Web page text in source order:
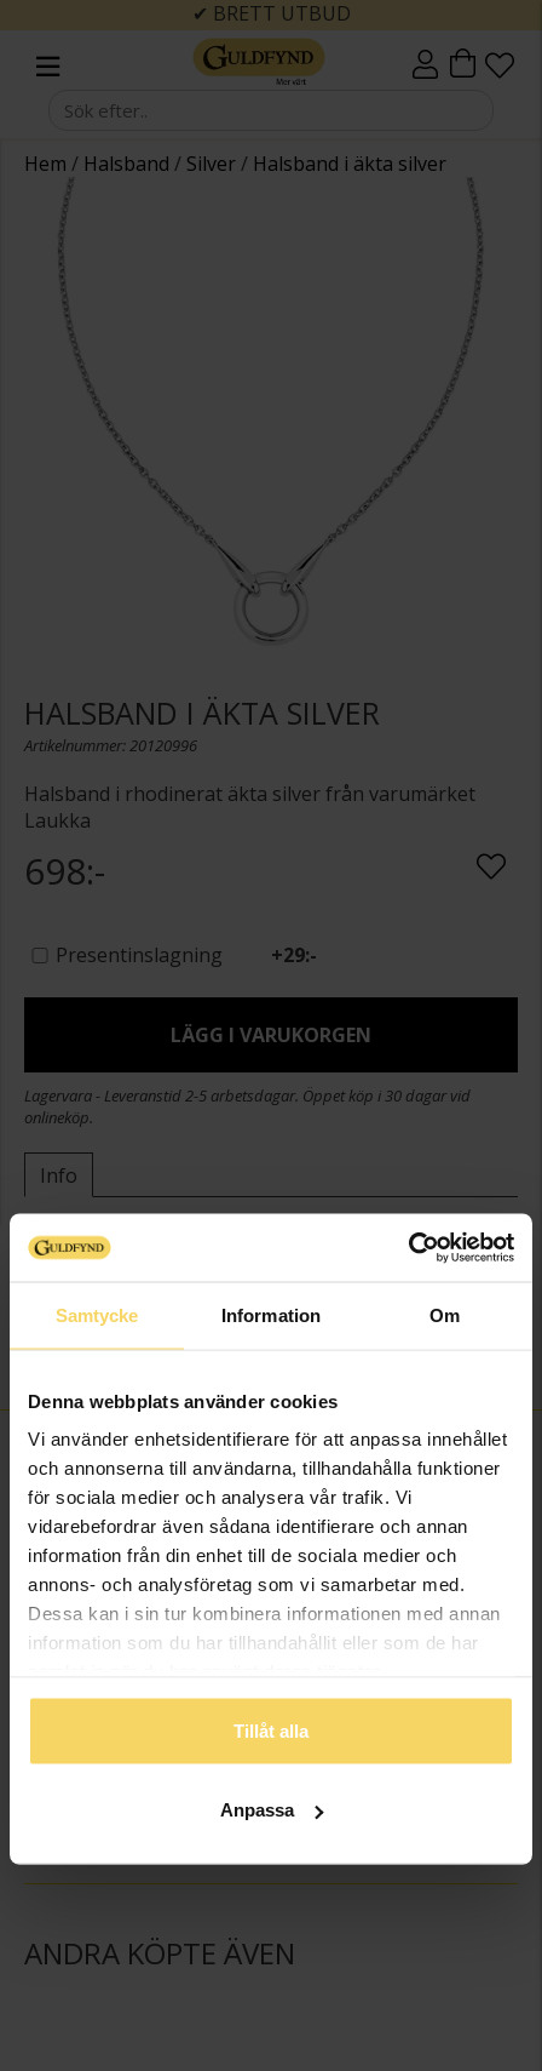
Samtycke Information Om
Denna webbplats använder cookies
Vi använder enhetsidentifierare för att anpassa innehållet
och annonserna till användarna, tillhandahålla funktioner
för sociala medier och analysera vår trafik. Vi
vidarebefordrar även sådana identifierare och annan
information från din enhet till de sociala medier och
annons- och analysföretag som vi samarbetar med.
Dessa kan i sin tur kombinera informationen med annan
information som du har tillhandahållit eller som de har
Tillåt alla
Anpassa
✔ BRETT UTBUD
Hem / Halsband / Silver/ Halsband i äkta silver
HALSBAND I ÄKTA SILVER
Artikelnummer: 20120996
Halsband i rhodinerat äkta silver från varumärket
Laukka
698:-
Presentinslagning +29:-
LÄGG I VARUKORGEN
Lagervara - Leveranstid 2-5 arbetsdagar. Öppet köp i 30 dagar vid
onlineköp.
Info
Bredd ca (mm)
Höjd ca (mm)
Varumärke
FINNS OCKSÅ SOM
LAUKKA SILVER
LAUKKA SILVER
ANDRA KÖPTE ÄVEN